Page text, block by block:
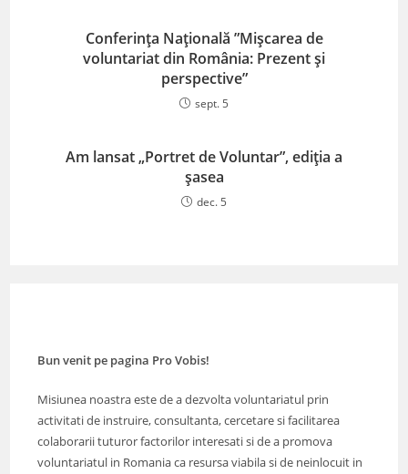
Conferința Națională ”Mișcarea de
voluntariat din România: Prezent și
perspective”
sept. 5
Am lansat „Portret de Voluntar”, ediția a
șasea
dec. 5
Bun venit pe pagina Pro Vobis!
Misiunea noastra este de a dezvolta voluntariatul prin
activitati de instruire, consultanta, cercetare si facilitarea
colaborarii tuturor factorilor interesati si de a promova
voluntariatul in Romania ca resursa viabila si de neinlocuit in